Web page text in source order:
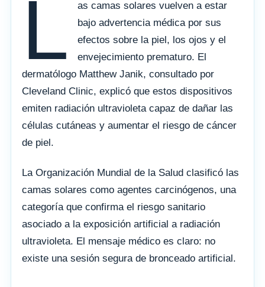
L
as camas solares vuelven a estar
bajo advertencia médica por sus
efectos sobre la piel, los ojos y el
envejecimiento prematuro. El
dermatólogo Matthew Janik, consultado por
Cleveland Clinic, explicó que estos dispositivos
emiten radiación ultravioleta capaz de dañar las
células cutáneas y aumentar el riesgo de cáncer
de piel.
La Organización Mundial de la Salud clasificó las
camas solares como agentes carcinógenos, una
categoría que confirma el riesgo sanitario
asociado a la exposición artificial a radiación
ultravioleta. El mensaje médico es claro: no
existe una sesión segura de bronceado artificial.